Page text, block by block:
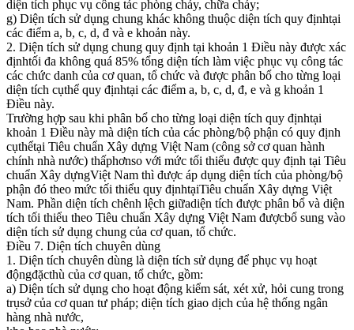
diện tích phục vụ công tác phòng cháy, chữa cháy;
g) Diện tích sử dụng chung khác không thuộc diện tích quy địnhtại
các điểm a, b, c, d, đ và e khoản này.
2. Diện tích sử dụng chung quy định tại khoản 1 Điều này được xác
địnhtối đa không quá 85% tổng diện tích làm việc phục vụ công tác
các chức danh của cơ quan, tổ chức và được phân bổ cho từng loại
diện tích cụthể quy địnhtại các điểm a, b, c, d, đ, e và g khoản 1
Điều này.
Trường hợp sau khi phân bổ cho từng loại diện tích quy địnhtại
khoản 1 Điều này mà diện tích của các phòng/bộ phận có quy định
cụthểtại Tiêu chuẩn Xây dựng Việt Nam (công sở cơ quan hành
chính nhà nước) thấphơnso với mức tối thiểu được quy định tại Tiêu
chuẩn Xây dựngViệt Nam thì được áp dụng diện tích của phòng/bộ
phận đó theo mức tối thiểu quy địnhtạiTiêu chuẩn Xây dựng Việt
Nam. Phần diện tích chênh lệch giữadiện tích được phân bổ và diện
tích tối thiểu theo Tiêu chuẩn Xây dựng Việt Nam đượcbổ sung vào
diện tích sử dụng chung của cơ quan, tổ chức.
Điều 7. Diện tích chuyên dùng
1. Diện tích chuyên dùng là diện tích sử dụng để phục vụ hoạt
độngđặcthù của cơ quan, tổ chức, gồm:
a) Diện tích sử dụng cho hoạt động kiểm sát, xét xử, hỏi cung trong
trụsở của cơ quan tư pháp; diện tích giao dịch của hệ thống ngân
hàng nhà nước,